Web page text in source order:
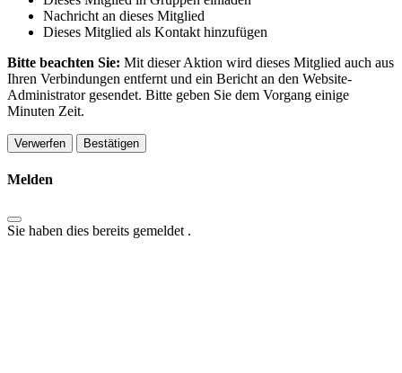
Nachricht an dieses Mitglied
Dieses Mitglied als Kontakt hinzufügen
Bitte beachten Sie: Mit dieser Aktion wird dieses Mitglied auch aus
Ihren Verbindungen entfernt und ein Bericht an den Website-
Administrator gesendet. Bitte geben Sie dem Vorgang einige
Minuten Zeit.
Bestätigen
Melden
Sie haben dies bereits gemeldet .